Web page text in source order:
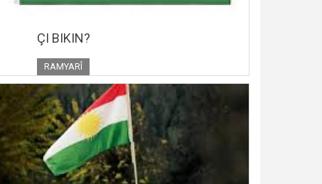
ÇI BIKIN?
RAMYARÎ